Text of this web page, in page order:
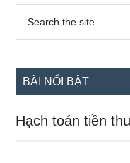
Sidebar
chính
...
BÀI NỔI BẬT
Hạch toán tiền